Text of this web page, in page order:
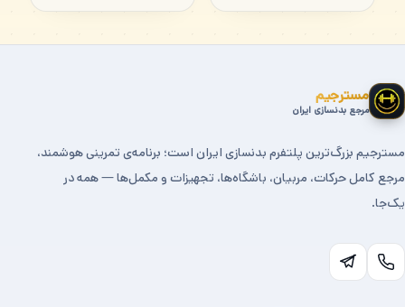
مسترجیم
مرجع بدنسازی ایران
مسترجیم بزرگ‌ترین پلتفرم بدنسازی ایران است؛ برنامه‌ی تمرینی هوشمند،
مرجع کامل حرکات، مربیان، باشگاه‌ها، تجهیزات و مکمل‌ها — همه در
یک‌جا.